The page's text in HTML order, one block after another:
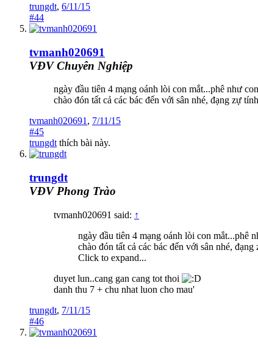
trungdt, 6/11/15
#44
tvmanh020691
VĐV Chuyên Nghiệp
ngày đầu tiên 4 mạng oánh lòi con mắt...phê như
chào đón tất cả các bác đến với sân nhé, đạng zự
tvmanh020691 , 7/11/15
#45
trungdt thích bài này.
trungdt
VĐV Phong Trào
tvmanh020691 said: ↑
ngày đầu tiên 4 mạng oánh lòi con mắt...phê
chào đón tất cả các bác đến với sân nhé,
Click to expand...
duyet lun..cang gan cang tot thoi
danh thu 7 + chu nhat luon cho mau'
trungdt, 7/11/15
#46